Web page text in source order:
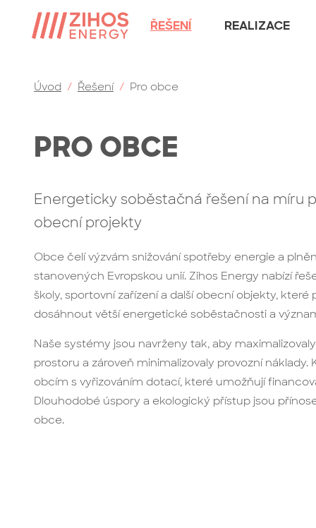
ŘEŠENÍ REALIZACE
Úvod / Řešení/ Pro obce
PRO OBCE
Energeticky soběstačná řešení na míru
obecní projekty
Obce čelí výzvám snižování spotřeby energie a
stanovených Evropskou unií. Zihos Energy nabízí
školy, sportovní zařízení a další obecní objekty,
dosáhnout větší energetické soběstačnosti a
Naše systémy jsou navrženy tak, aby
prostoru a zároveň minimalizovaly provozní
obcím s vyřizováním dotací, které umožňují
Dlouhodobé úspory a ekologický přístup jsou
obce.